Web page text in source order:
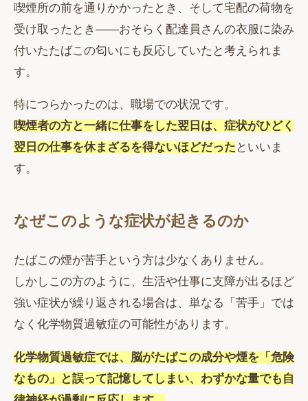
喫煙所の前を通りかかったとき、そして宅配の荷物を
受け取ったとき——おそらく配達員さんの衣服に染み
付いたたばこの匂いにも反応していたと考えられま
す。
特につらかったのは、職場での状況です。
喫煙者の方と一緒に仕事をした翌日は、症状がひどく
翌日の仕事を休まざるを得ないほどだった といいま
す。
なぜこのような症状が起きるのか
たばこの煙が苦手という方は少なくありません。
しかしこの方のように、生活や仕事に支障が出るほど
強い症状が繰り返される場合は、単なる「苦手」では
なく化学物質過敏症の可能性があります。
化学物質過敏症では、脳がたばこの成分や煙を「危険
なもの」と誤って記憶してしまい、わずかな量でも自